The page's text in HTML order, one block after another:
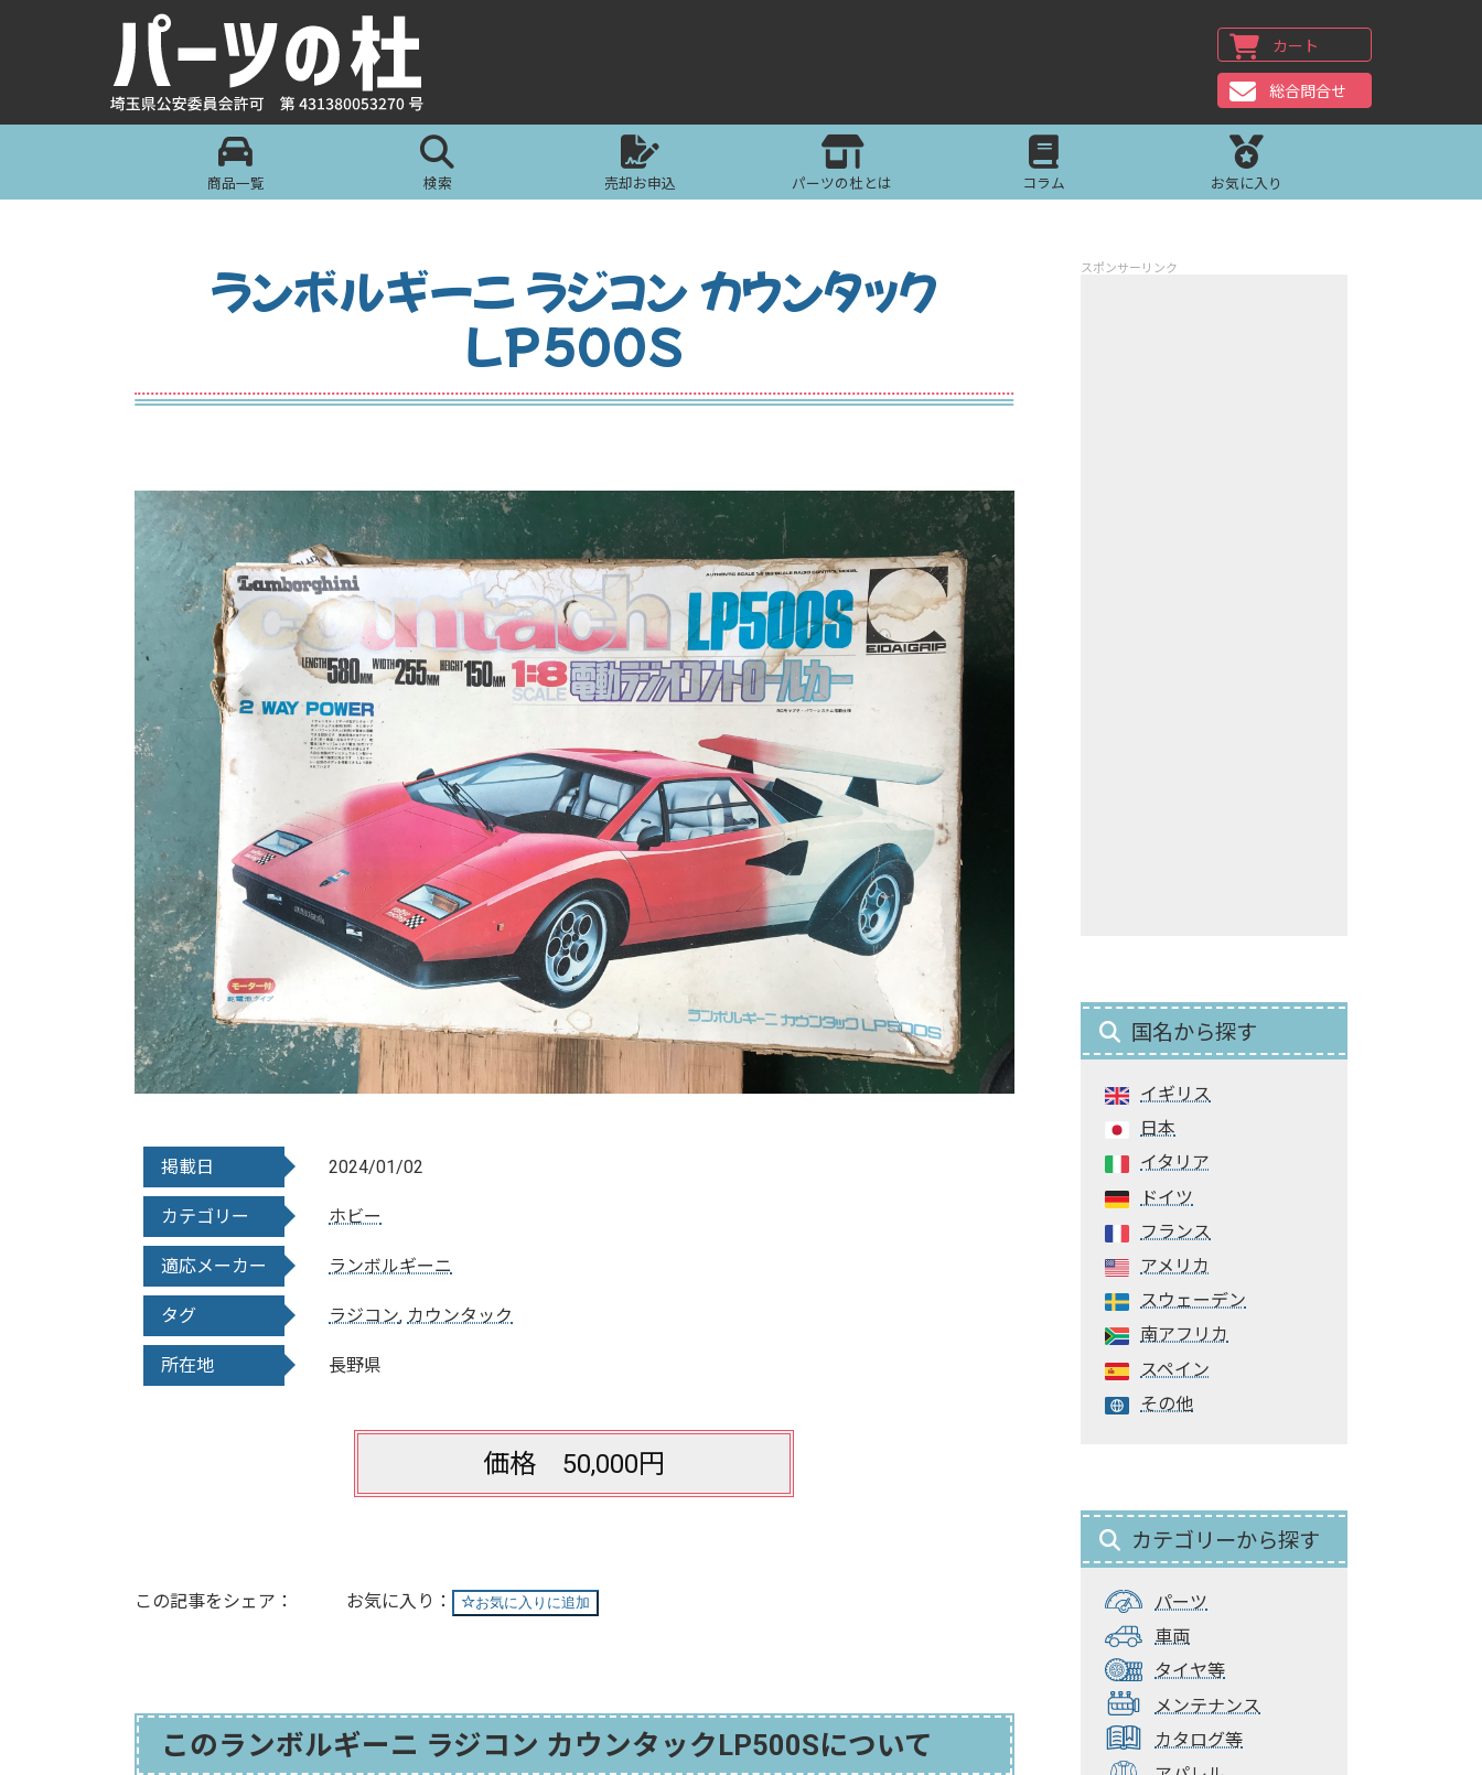
カート
総合問合せ
商品一覧 検索 売却お申込 パーツの杜とは コラム お気に入り
ランボルギーニ ラジコン カウンタック
LP500S
掲載日 2024/01/02
カテゴリー ホビー
適応メーカー ランボルギーニ
タグ ラジコン, カウンタック
所在地 長野県
価格 50,000円
この記事をシェア： お気に入りに追加
このランボルギーニ ラジコン カウンタックLP500Sについて
スポンサーリンク
国名から探す
イギリス
日本
イタリア
ドイツ
フランス
アメリカ
スウェーデン
南アフリカ
スペイン
その他
カテゴリーから探す
パーツ
車両
タイヤ等
メンテナンス
カタログ等